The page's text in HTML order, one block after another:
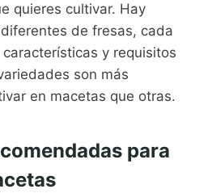
quieres cultivar. Hay
de fresas, cada
y requisitos
son más
en macetas que otras.
para